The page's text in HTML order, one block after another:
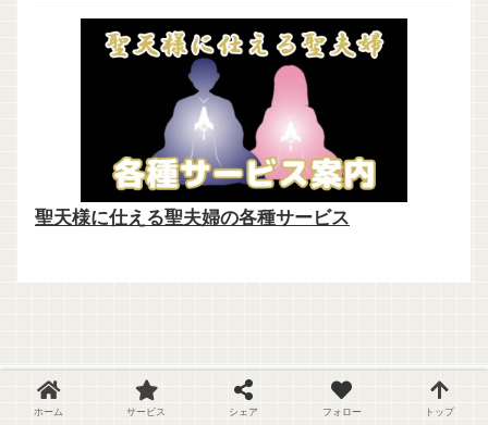
聖天様に仕える聖夫婦の各種サービス
ホーム サービス シェア フォロー トップ